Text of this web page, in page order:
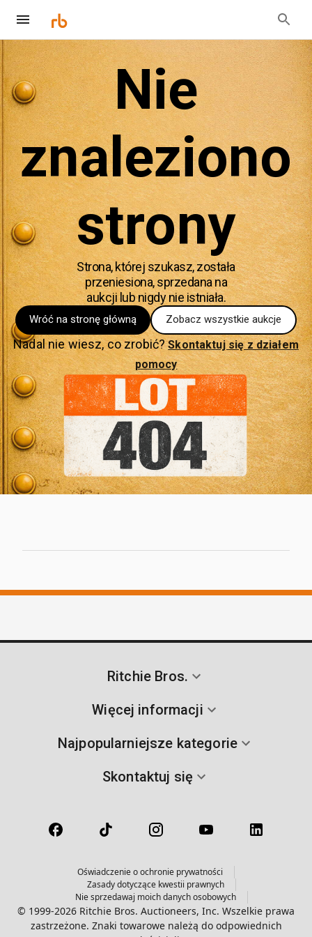
Nie
znaleziono
strony
Strona, której szukasz, została
przeniesiona, sprzedana na
aukcji lub nigdy nie istniała.
Wróć na stronę główną Zobacz wszystkie aukcje
Nadal nie wiesz, co zrobić?Skontaktuj się z działem
pomocy
Ritchie Bros.
Więcej informacji
Najpopularniejsze kategorie
Skontaktuj się
Oświadczenie o ochronie prywatności
Zasady dotyczące kwestii prawnych
Nie sprzedawaj moich danych osobowych
© 1999-2026 Ritchie Bros. Auctioneers, Inc. Wszelkie prawa
zastrzeżone. Znaki towarowe należą do odpowiednich